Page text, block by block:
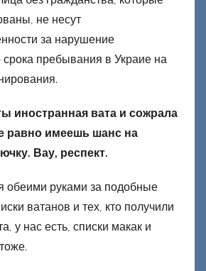
не несут
за нарушение
срока пребывания в Украие на
иностранная вата и сожрала
равно имеешь шанс на
Вау, респект.
обеими руками за подобные
ватанов и тех, кто получили
у нас есть, списки макак и